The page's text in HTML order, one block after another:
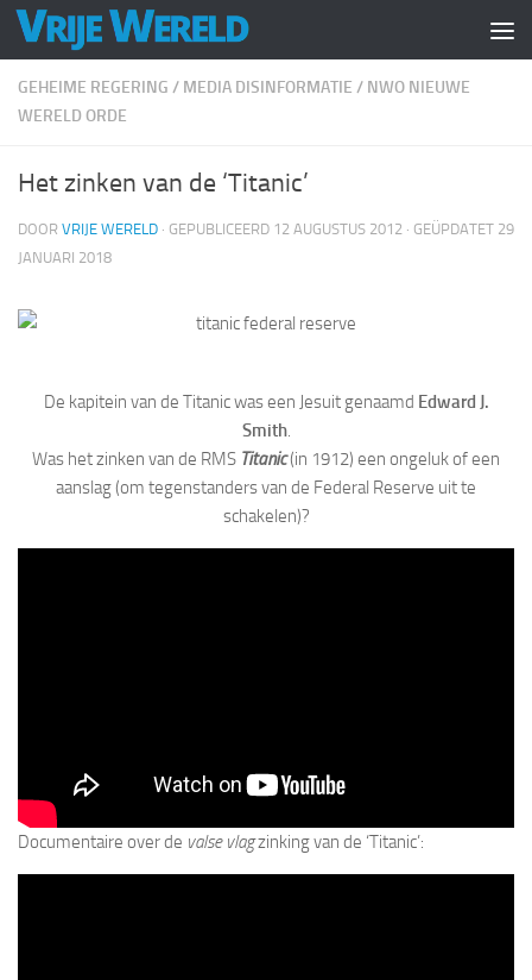
Doorgaan naar inhoud
GEHEIME REGERING / MEDIA DISINFORMATIE / NWO NIEUWE
WERELD ORDE
Het zinken van de ‘Titanic’
DOOR VRIJE WERELD · GEPUBLICEERD 12 AUGUSTUS 2012 · GEÜPDATET 29
JANUARI 2018
De kapitein van de Titanic was een Jesuit genaamd Edward J.
Smith.
Was het zinken van de RMS Titanic(in 1912) een ongeluk of een
aanslag (om tegenstanders van de Federal Reserve uit te
schakelen)?
Documentaire over de valse vlagzinking van de ‘Titanic’: